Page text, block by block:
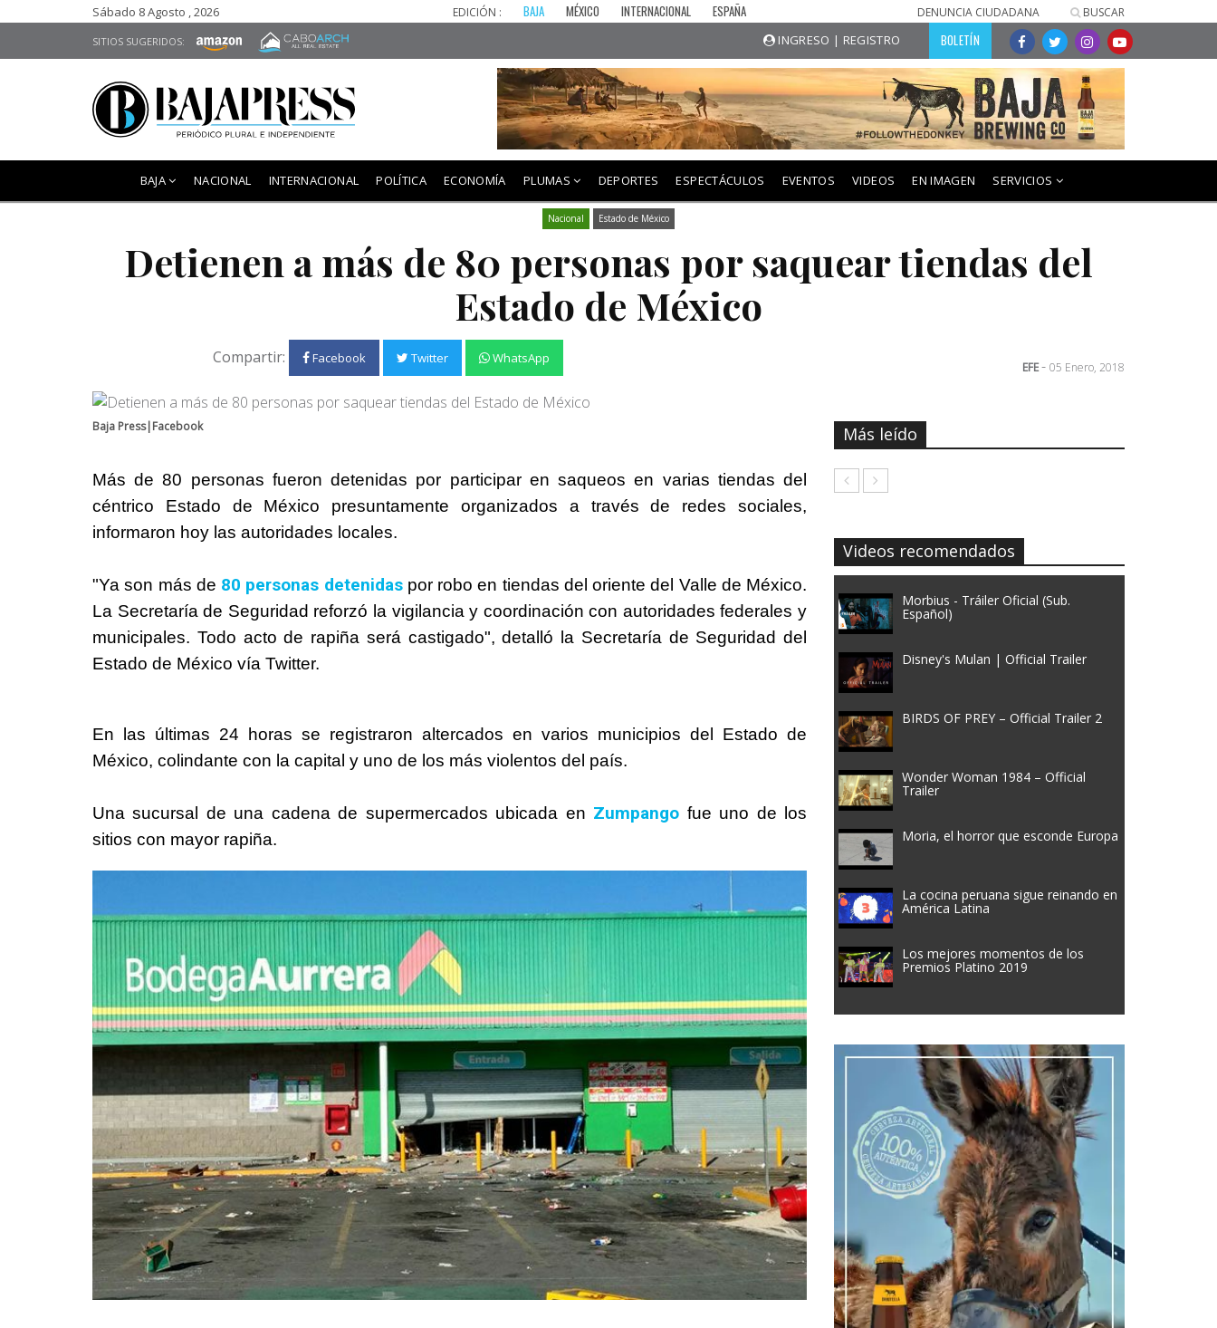
Sábado 8 Agosto , 2026 EDICIÓN : BAJA MÉXICO INTERNACIONAL ESPAÑA DENUNCIA CIUDADANA BUSCAR
SITIOS SUGERIDOS: INGRESO | REGISTRO BOLETÍN
BAJA NACIONAL INTERNACIONAL POLÍTICA ECONOMÍA PLUMAS DEPORTES ESPECTÁCULOS EVENTOS VIDEOS EN IMAGEN SERVICIOS
Nacional Estado de México
Detienen a más de 80 personas por saquear tiendas del
Estado de México
Compartir: Facebook Twitter WhatsApp
EFE- 05 Enero, 2018
Baja Press|Facebook
Más de 80 personas fueron detenidas por participar en saqueos en varias tiendas del
céntrico Estado de México presuntamente organizados a través de redes sociales,
informaron hoy las autoridades locales.
"Ya son más de 80 personas detenidaspor robo en tiendas del oriente del Valle de México.
La Secretaría de Seguridad reforzó la vigilancia y coordinación con autoridades federales y
municipales. Todo acto de rapiña será castigado", detalló la Secretaría de Seguridad del
Estado de México vía Twitter.
En las últimas 24 horas se registraron altercados en varios municipios del Estado de
México, colindante con la capital y uno de los más violentos del país.
Una sucursal de una cadena de supermercados ubicada en Zumpango fue uno de los
sitios con mayor rapiña.
Más leído
Videos recomendados
Morbius - Tráiler Oficial (Sub.
Español)
Disney's Mulan | Official Trailer
BIRDS OF PREY – Official Trailer 2
Wonder Woman 1984 – Official
Trailer
Moria, el horror que esconde Europa
La cocina peruana sigue reinando en
América Latina
Los mejores momentos de los
Premios Platino 2019